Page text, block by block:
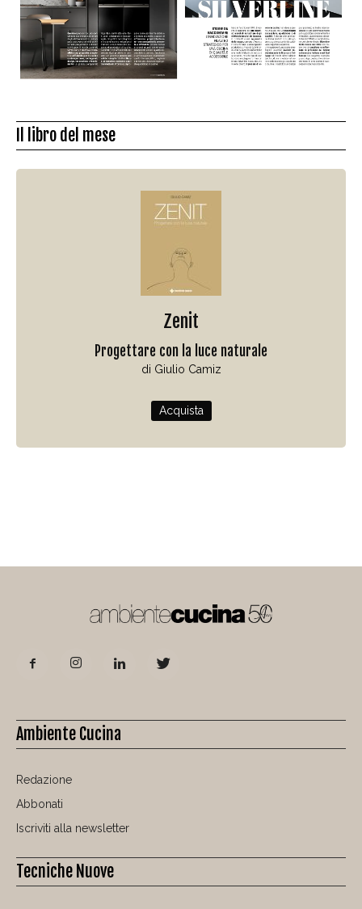
Il libro del mese
Zenit
Progettare con la luce naturale
di Giulio Camiz
Acquista
Ambiente Cucina
Redazione
Abbonati
Iscriviti alla newsletter
Tecniche Nuove